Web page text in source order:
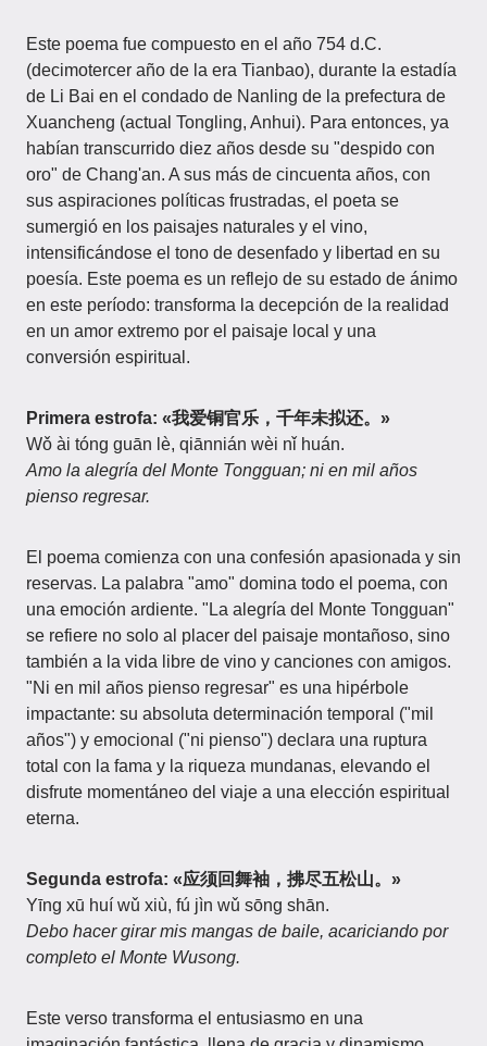
Este poema fue compuesto en el año 754 d.C.
(decimotercer año de la era Tianbao), durante la estadía
de Li Bai en el condado de Nanling de la prefectura de
Xuancheng (actual Tongling, Anhui). Para entonces, ya
habían transcurrido diez años desde su "despido con
oro" de Chang'an. A sus más de cincuenta años, con
sus aspiraciones políticas frustradas, el poeta se
sumergió en los paisajes naturales y el vino,
intensificándose el tono de desenfado y libertad en su
poesía. Este poema es un reflejo de su estado de ánimo
en este período: transforma la decepción de la realidad
en un amor extremo por el paisaje local y una
conversión espiritual.
Primera estrofa: «我爱铜官乐，千年未拟还。»
Wǒ ài tóng guān lè, qiānnián wèi nǐ huán.
Amo la alegría del Monte Tongguan; ni en mil años
pienso regresar.
El poema comienza con una confesión apasionada y sin
reservas. La palabra "amo" domina todo el poema, con
una emoción ardiente. "La alegría del Monte Tongguan"
se refiere no solo al placer del paisaje montañoso, sino
también a la vida libre de vino y canciones con amigos.
"Ni en mil años pienso regresar" es una hipérbole
impactante: su absoluta determinación temporal ("mil
años") y emocional ("ni pienso") declara una ruptura
total con la fama y la riqueza mundanas, elevando el
disfrute momentáneo del viaje a una elección espiritual
eterna.
Segunda estrofa: «应须回舞袖，拂尽五松山。»
Yīng xū huí wǔ xiù, fú jìn wǔ sōng shān.
Debo hacer girar mis mangas de baile, acariciando por
completo el Monte Wusong.
Este verso transforma el entusiasmo en una